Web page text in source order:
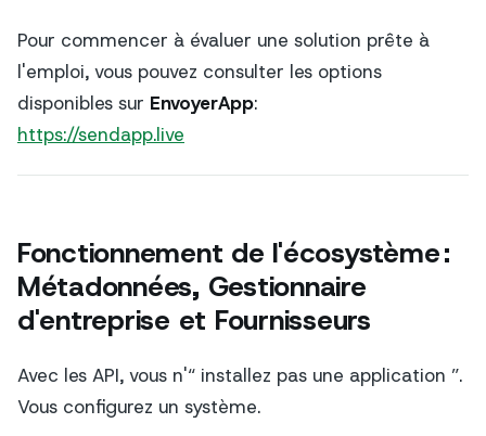
Pour commencer à évaluer une solution prête à
l'emploi, vous pouvez consulter les options
disponibles sur EnvoyerApp:
https://sendapp.live
Fonctionnement de l'écosystème :
Métadonnées, Gestionnaire
d'entreprise et Fournisseurs
Avec les API, vous n'“ installez pas une application ”.
Vous configurez un système.